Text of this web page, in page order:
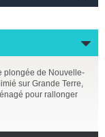
plongée de Nouvelle-
sur Grande Terre,
pour rallonger